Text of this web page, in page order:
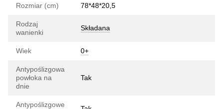
Rozmiar (cm) 78*48*20,5
Rodzaj
wanienki
Składana
Wiek 0+
Antypoślizgowa
powłoka na
dnie
Tak
Antypoślizgowe